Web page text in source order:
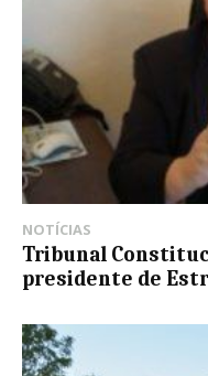
NOTÍCIAS
Tribunal
presidente de